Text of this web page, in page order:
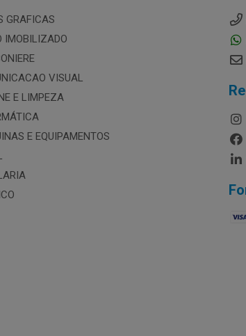
GRAFICAS
IMOBILIZADO
VISUAL
E LIMPEZA
E EQUIPAMENTOS